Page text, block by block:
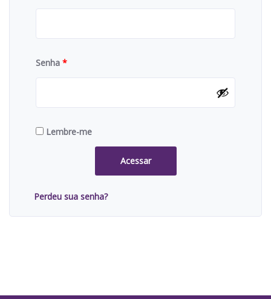
Senha *
Lembre-me
Acessar
Perdeu sua senha?